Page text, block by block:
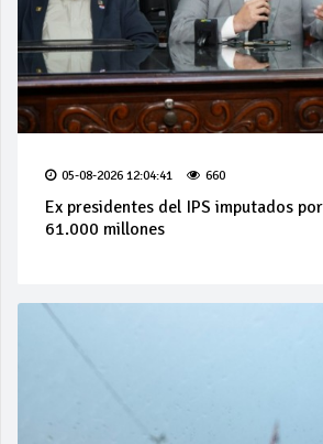
05-08-2026 12:04:41 660
Ex presidentes del IPS imputados
61.000 millones